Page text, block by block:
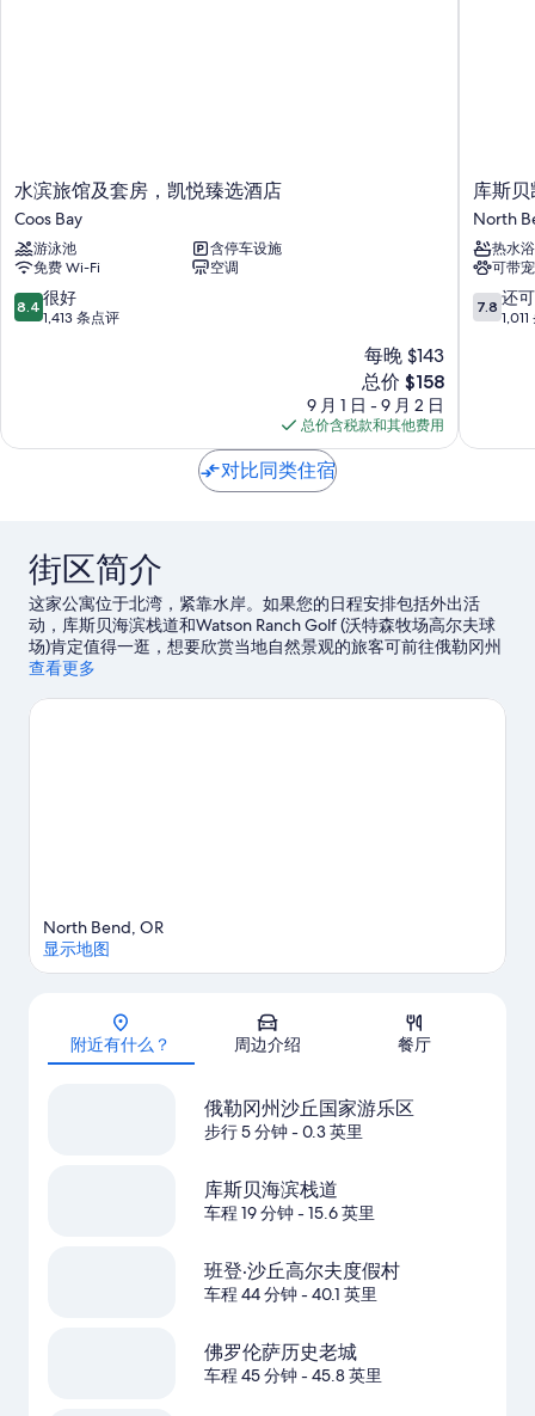
水
滨
旅
馆
及
套
房，
店
水滨旅馆及套房，凯悦臻选酒店
Coos Bay
游泳池
含停车设施
免费 Wi-Fi
空调
8.4
分，
1,413
8.4 很好
1,413 条点评
每晚 $143
新
价
格
$158
总价 $158
9 月 1 日 - 9 月 2 日
总价含税款和其他费用
库
斯
贝
凯
艺
套
房
库斯
North
热水
可带
7.8
分，
以，
7.8 还
对比同类住宿
街区简介
这家公寓位于北湾，紧靠水岸。如果您的日程安排包括外出活
动，库斯贝海滨栈道和Watson Ranch Golf (沃特森牧场高尔夫球
场)肯定值得一逛，想要欣赏当地自然景观的旅客可前往俄勒冈州
沙丘国家游乐区和William M. Tugman State Park (威廉·M·图戈曼
问我们的北湾旅行指南
查看更多
地图
North Bend, OR
显示地图
附近有什么？ 周边介绍 餐厅
俄勒冈州沙丘国家游乐区
步行 5 分钟- 0.3 英里
库斯贝海滨栈道
车程 19 分钟- 15.6 英里
班登·沙丘高尔夫度假村
车程 44 分钟- 40.1 英里
佛罗伦萨历史老城
车程 45 分钟- 45.8 英里